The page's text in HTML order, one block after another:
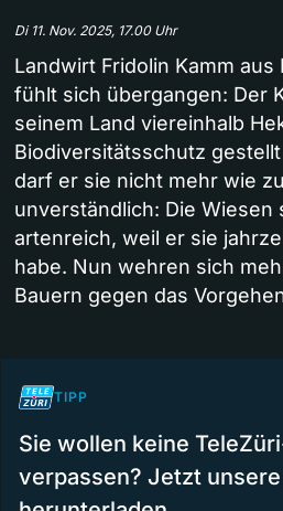
Di 11. Nov. 2025, 17.00 Uhr
Landwirt Fridolin Kamm
fühlt sich übergangen: Der
seinem Land viereinhalb
Biodiversitätsschutz
darf er sie nicht mehr wie
unverständlich: Die Wiesen
artenreich, weil er sie
habe. Nun wehren sich
Bauern gegen das
TIPP
Sie wollen keine
verpassen? Jetzt